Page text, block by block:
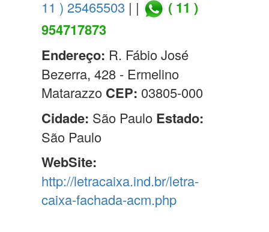
11 ) 25465503 | |
( 11 )
954717873
Endereço: R. Fábio José
Bezerra, 428 - Ermelino
Matarazzo CEP: 03805-000
Cidade: São Paulo Estado:
São Paulo
WebSite:
http://letracaixa.ind.br/letra-
caixa-fachada-acm.php